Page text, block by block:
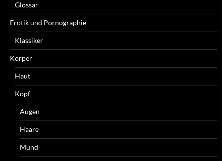
Glossar
Erotik und Pornographie
Klassiker
Körper
Haut
Kopf
Augen
Haare
Mund